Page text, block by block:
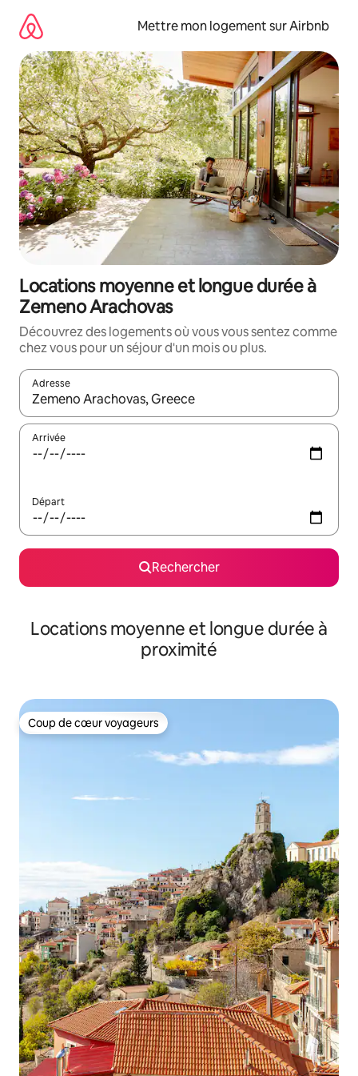
directement
contenu
Mettre mon logement sur Airbnb
Locations moyenne et longue durée à
Zemeno Arachovas
Découvrez des logements où vous vous sentez comme
chez vous pour un séjour d'un mois ou plus.
Adresse
Lorsque les résultats s'affichent, utilisez les flèches vers le
Arrivée
Départ
Rechercher
Locations moyenne et longue durée à
proximité
Coup de cœur voyageurs
Coup de cœur voyageurs